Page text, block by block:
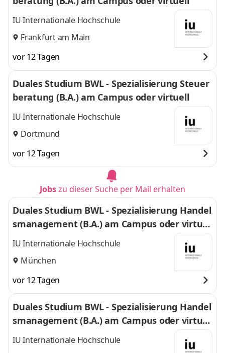
IU Internationale Hochschule
Frankfurt am Main
vor 12 Tagen
Duales Studium BWL - Spezialisierung Steuer
beratung (B.A.) am Campus oder virtuell
IU Internationale Hochschule
Dortmund
vor 12 Tagen
Jobszu dieser Suche per Mail erhalten
Duales Studium BWL - Spezialisierung Handel
smanagement (B.A.) am Campus oder virtuel
l
IU Internationale Hochschule
München
vor 12 Tagen
Duales Studium BWL - Spezialisierung Handel
smanagement (B.A.) am Campus oder virtuel
l
IU Internationale Hochschule